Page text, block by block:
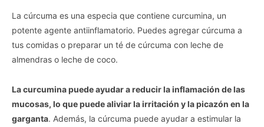
La cúrcuma es una especia que contiene curcumina, un
potente agente antiinflamatorio. Puedes agregar cúrcuma a
tus comidas o preparar un té de cúrcuma con leche de
almendras o leche de coco.
La curcumina puede ayudar a reducir la inflamación de las
mucosas, lo que puede aliviar la irritación y la picazón en la
garganta. Además, la cúrcuma puede ayudar a estimular la